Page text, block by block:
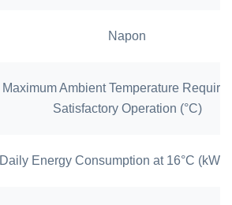
Napon
Maximum Ambient Temperature
Satisfactory Operation (°C)
Daily Energy Consumption at 16°C